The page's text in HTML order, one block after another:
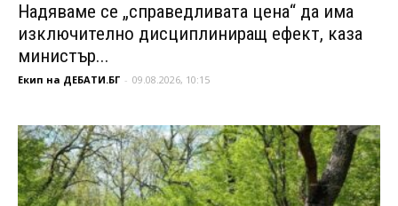
Надяваме се „справедливата цена“ да има
изключително дисциплиниращ ефект, каза
министър...
Екип на ДЕБАТИ.БГ - 09.08.2026, 10:15